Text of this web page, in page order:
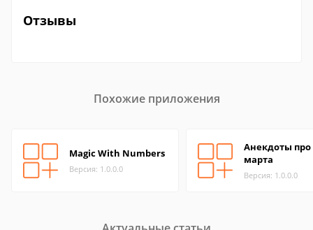
Отзывы
Похожие приложения
Magic With Numbers
Версия: 1.0.0.0
Анекдоты про
марта
Версия: 1.0.0.0